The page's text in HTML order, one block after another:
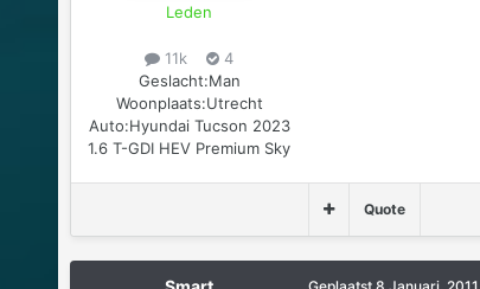
Leden
11k
4
Geslacht:Man
Woonplaats:Utrecht
Auto:Hyundai Tucson 2023
1.6 T-GDI HEV Premium Sky
Quote